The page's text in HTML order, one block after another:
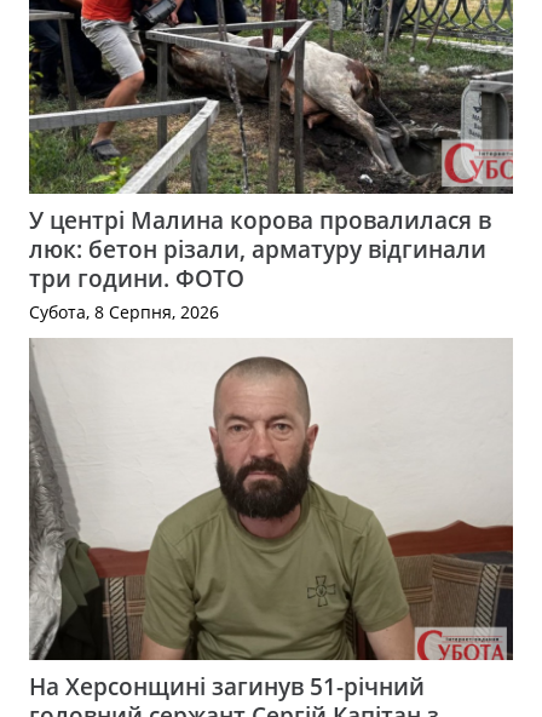
У центрі Малина корова провалилася в
люк: бетон різали, арматуру відгинали
три години. ФОТО
Субота, 8 Серпня, 2026
На Херсонщині загинув 51-річний